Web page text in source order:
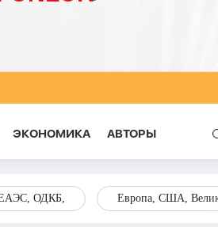
ЭКОНОМИКА AВТОРЫ
ЕАЭС, ОДКБ, Европа, США,